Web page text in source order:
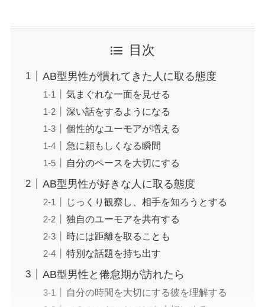
目次
AB型男性が慣れてきた人に取る態度
気まぐれな一面を見せる
深い話をするようになる
個性的なユーモアが増える
急に頼もしくなる瞬間
自分のペースを大切にする
AB型男性が好きな人に取る態度
じっくり観察し、相手を知ろうとする
独自のユーモアを共有する
時には距離を取ることも
特別な話題を持ち出す
AB型男性と倦怠期が訪れたら
自分の時間を大切にする彼を理解する